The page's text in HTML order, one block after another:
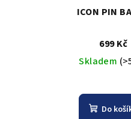
ICON PIN
699 Kč
Skladem
Do